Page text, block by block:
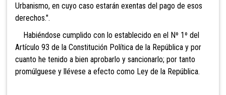
Urbanismo, en cuyo caso estarán exentas del pago de esos
derechos.".
Habiéndose cumplido con lo establecido en el Nº 1º del
Artículo 93 de la Constitución Política de la República y por
cuanto he tenido a bien aprobarlo y sancionarlo; por tanto
promúlguese y llévese a efecto como Ley de la República.